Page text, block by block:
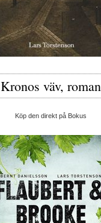
Kronos väv, roman
Köp den direkt på Bokus